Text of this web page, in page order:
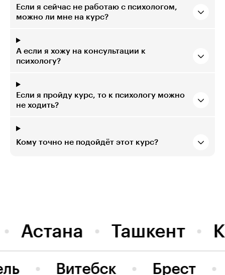
Если я сейчас не работаю с психологом,
можно ли мне на курс?
А если я хожу на консультации к
психологу?
Если я пройду курс, то к психологу можно
не ходить?
Кому точно не подойдёт этот курс?
Астана Ташкент
Брест
Витебск